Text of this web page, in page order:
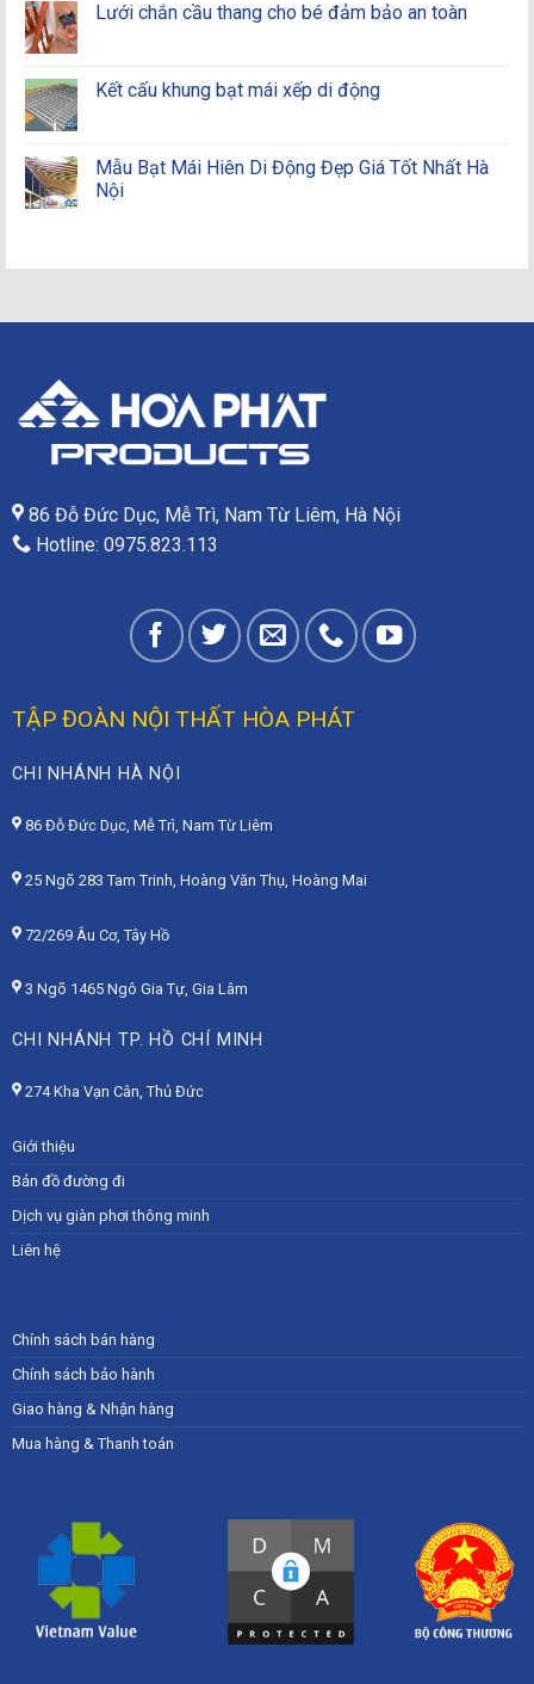
Lưới chắn cầu thang cho bé đảm bảo an toàn
Kết cấu khung bạt mái xếp di động
Mẫu Bạt Mái Hiên Di Động Đẹp Giá Tốt Nhất Hà
Nội
86 Đỗ Đức Dục, Mễ Trì, Nam Từ Liêm, Hà Nội
Hotline: 0975.823.113
TẬP ĐOÀN NỘI THẤT HÒA PHÁT
CHI NHÁNH HÀ NỘI
86 Đỗ Đức Dục, Mễ Trì, Nam Từ Liêm
25 Ngõ 283 Tam Trinh, Hoàng Văn Thụ, Hoàng Mai
72/269 Âu Cơ, Tây Hồ
3 Ngõ 1465 Ngô Gia Tự, Gia Lâm
CHI NHÁNH TP. HỒ CHÍ MINH
274 Kha Vạn Cân, Thủ Đức
Giới thiệu
Bản đồ đường đi
Dịch vụ giàn phơi thông minh
Liên hệ
Chính sách bán hàng
Chính sách bảo hành
Giao hàng & Nhận hàng
Mua hàng & Thanh toán